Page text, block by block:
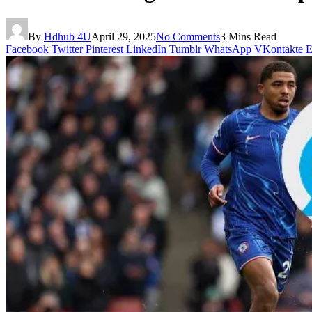
By Hdhub 4UApril 29, 2025No Comments3 Mins Read
Facebook Twitter Pinterest LinkedIn Tumblr WhatsApp VKontakte